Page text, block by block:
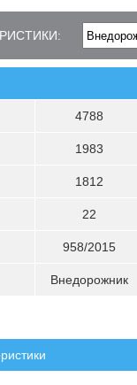
4788
1983
1812
22
958/2015
Внедорожник